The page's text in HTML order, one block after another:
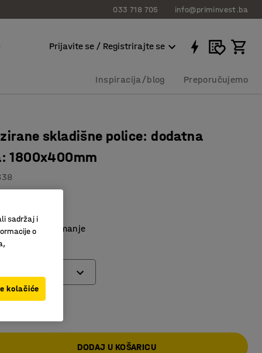
033 718 705 info@priminvest.ba
Prijavite se / Registrirajte se
Inspiracija/blog Preporučujemo
skladišne police: dodatna
1800x400mm
police
za spremanje
DODAJ U KOŠARICU
sadržaj i
o
kolačiće